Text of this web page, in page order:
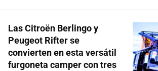
Las Citroën Berlingo y
Peugeot Rifter se
convierten en esta versátil
furgoneta camper con tres